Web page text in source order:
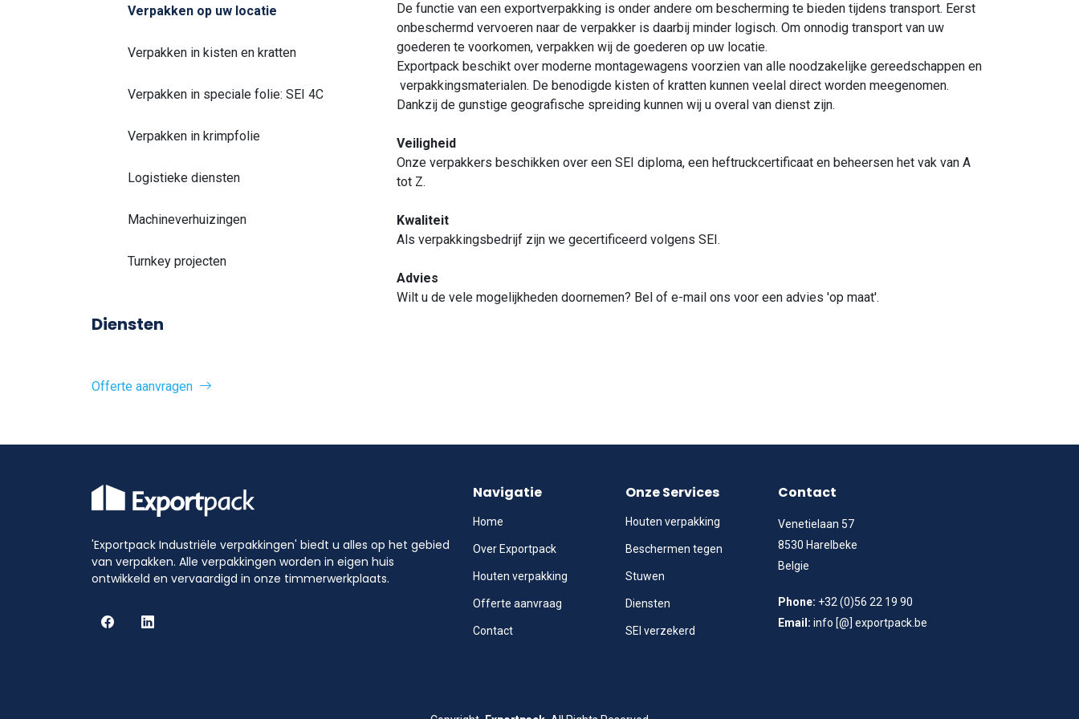
Verpakken op uw locatie
Verpakken in kisten en kratten
Verpakken in speciale folie: SEI 4C
Verpakken in krimpfolie
Logistieke diensten
Machineverhuizingen
Turnkey projecten
Diensten
Offerte aanvragen
De functie van een exportverpakking is onder andere om bescherming te bieden tijdens transport. Eerst
onbeschermd vervoeren naar de verpakker is daarbij minder logisch. Om onnodig transport van uw
goederen te voorkomen, verpakken wij de goederen op uw locatie.
Exportpack beschikt over moderne montagewagens voorzien van alle noodzakelijke gereedschappen en
verpakkingsmaterialen. De benodigde kisten of kratten kunnen veelal direct worden meegenomen.
Dankzij de gunstige geografische spreiding kunnen wij u overal van dienst zijn.
Veiligheid
Onze verpakkers beschikken over een SEI diploma, een heftruckcertificaat en beheersen het vak van A
tot Z.
Kwaliteit
Als verpakkingsbedrijf zijn we gecertificeerd volgens SEI.
Advies
Wilt u de vele mogelijkheden doornemen? Bel of e-mail ons voor een advies 'op maat'.
'Exportpack Industriële verpakkingen' biedt u alles op het gebied
van verpakken. Alle verpakkingen worden in eigen huis
ontwikkeld en vervaardigd in onze timmerwerkplaats.
Navigatie
Home
Over Exportpack
Houten verpakking
Offerte aanvraag
Contact
Onze Services
Houten verpakking
Beschermen tegen
Stuwen
Diensten
SEI verzekerd
Contact
Venetielaan 57
8530 Harelbeke
Belgie
Phone: +32 (0)56 22 19 90
Email: info [@] exportpack.be